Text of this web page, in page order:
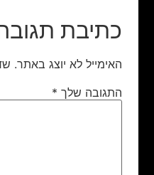
כתיבת
האימייל לא יוצג באתר.
התגובה שלך *